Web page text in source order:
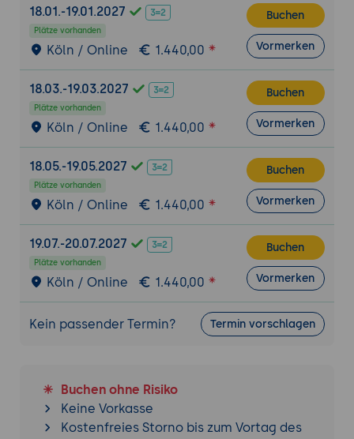
Dokumentation und Nachhaltung von
Coaching-Ergebnissen (Action Plans).
6. Coaching in der digitalen Transformation
Virtual Coaching:Besonderheiten der
Begleitung über Video-Tools und digitale
Kollaborationsplattformen.
Begleitung von
Führungskräften beim Wandel von
Command-and-Control hin zu Servant
Leadership.
Resilienz-Coaching:
Umgang mit Stress
und Überlastung in einer VUCA-Welt.
7. Evaluation und Wirksamkeit
Erfolgsmessung im Coaching:Qualitative
und quantitative Kriterien für den
Abschlussgespräche mit allen Beteiligten
des Dreiecksgeschäfts.
Qualitätssicherung:Supervision und
18.01.-19.01.2027
Plätze vorhanden
Köln / Online 1.440,00
Buchen
Vormerken
18.03.-19.03.2027
Plätze vorhanden
Köln / Online 1.440,00
Buchen
Vormerken
18.05.-19.05.2027
Plätze vorhanden
Köln / Online 1.440,00
Buchen
Vormerken
19.07.-20.07.2027
Plätze vorhanden
Köln / Online 1.440,00
Buchen
Vormerken
Kein passender Termin? Termin vorschlagen
Buchen ohne Risiko
Keine Vorkasse
Kostenfreies Storno bis zum Vortag des